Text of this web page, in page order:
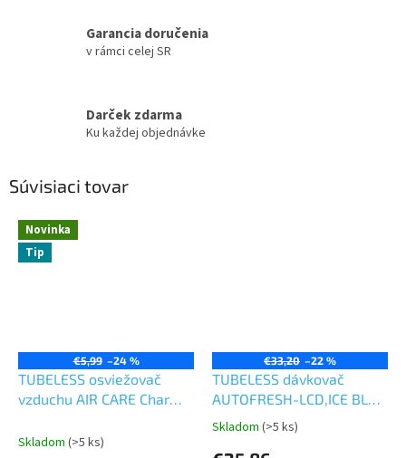
Garancia doručenia
v rámci celej SR
Darček zdarma
Ku každej objednávke
Súvisiaci tovar
Novinka
Tip
€5,99 –24 %
TUBELESS osviežovač
vzduchu AIR CARE Charm,
Lavanda, Ouhd
Skladom (>5 ks)
€33,20 –22 %
TUBELESS dávkovač
AUTOFRESH-LCD,ICE BLUE
na osviežovače vzduchu
Priemerné
Skladom (>5 ks)